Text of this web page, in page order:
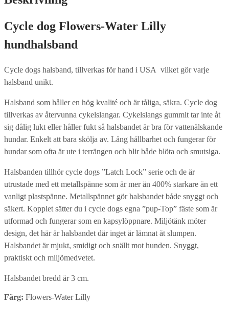
Cycle dog Flowers-Water Lilly
hundhalsband
Cycle dogs halsband, tillverkas för hand i USA vilket gör varje
halsband unikt.
Halsband som håller en hög kvalité och är tåliga, säkra. Cycle dog
tillverkas av återvunna cykelslangar. Cykelslangs gummit tar inte åt
sig dålig lukt eller håller fukt så halsbandet är bra för vattenälskande
hundar. Enkelt att bara skölja av. Lång hållbarhet och fungerar för
hundar som ofta är ute i terrängen och blir både blöta och smutsiga.
Halsbanden tillhör cycle dogs ”Latch Lock” serie och de är
utrustade med ett metallspänne som är mer än 400% starkare än ett
vanligt plastspänne. Metallspännet gör halsbandet både snyggt och
säkert. Kopplet sätter du i cycle dogs egna ”pup-Top” fäste som är
utformad och fungerar som en kapsylöppnare. Miljötänk möter
design, det här är halsbandet där inget är lämnat åt slumpen.
Halsbandet är mjukt, smidigt och snällt mot hunden. Snyggt,
praktiskt och miljömedvetet.
Halsbandet bredd är 3 cm.
Färg: Flowers-Water Lilly